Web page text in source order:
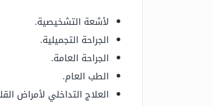
لأشعة التشخيصية.
الجراحة التجميلية.
الجراحة العامة.
الطب العام.
العلاج التداخلي لأمراض